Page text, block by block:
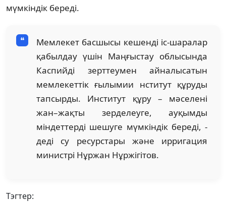
мүмкіндік береді.
Мемлекет басшысы кешенді іс-шаралар
қабылдау үшін Маңғыстау облысында
Каспийді зерттеумен айналысатын
мемлекеттік ғылымии нститут құруды
тапсырды. Институт құру – мәселені
жан–жақты зерделеуге, ауқымды
міндеттерді шешуге мүмкіндік береді, -
деді су ресурстары және ирригация
министрі Нұржан Нұржігітов.
Тэгтер: